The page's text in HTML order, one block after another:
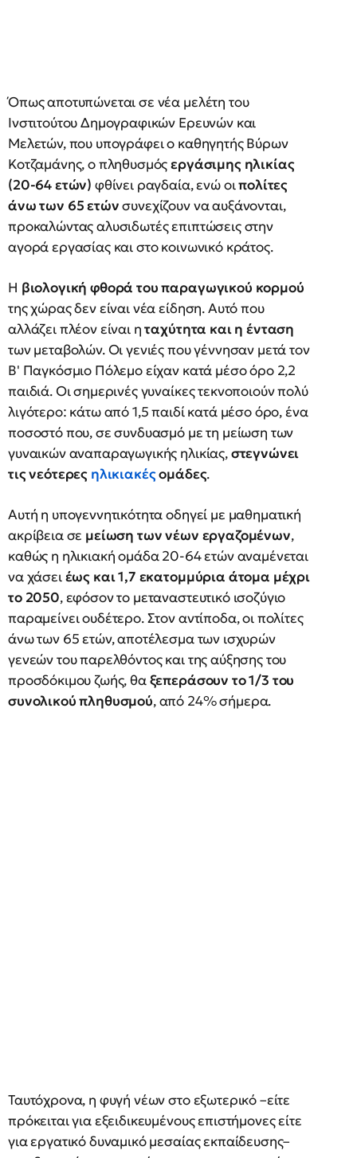
Όπως αποτυπώνεται σε νέα μελέτη του
Ινστιτούτου Δημογραφικών Ερευνών και
Μελετών, που υπογράφει ο καθηγητής Βύρων
Κοτζαμάνης, ο πληθυσμόςεργάσιμης ηλικίας
(20-64 ετών) φθίνει ραγδαία, ενώ οιπολίτες
άνω των 65 ετώνσυνεχίζουν να αυξάνονται,
προκαλώντας αλυσιδωτές επιπτώσεις στην
αγορά εργασίας και στο κοινωνικό κράτος.
Η βιολογική φθορά του παραγωγικού κορμού
της χώρας δεν είναι νέα είδηση. Αυτό που
αλλάζει πλέον είναι ηταχύτητα και η ένταση
των μεταβολών. Οι γενιές που γέννησαν μετά τον
Β' Παγκόσμιο Πόλεμο είχαν κατά μέσο όρο 2,2
παιδιά. Οι σημερινές γυναίκες τεκνοποιούν πολύ
λιγότερο: κάτω από 1,5 παιδί κατά μέσο όρο, ένα
ποσοστό που, σε συνδυασμό με τη μείωση των
γυναικών αναπαραγωγικής ηλικίας,στεγνώνει
τις νεότερες ηλικιακέςομάδες.
Αυτή η υπογεννητικότητα οδηγεί με μαθηματική
ακρίβεια σε μείωση των νέων εργαζομένων,
καθώς η ηλικιακή ομάδα 20-64 ετών αναμένεται
να χάσειέως και 1,7 εκατομμύρια άτομα μέχρι
το 2050, εφόσον το μεταναστευτικό ισοζύγιο
παραμείνει ουδέτερο. Στον αντίποδα, οι πολίτες
άνω των 65 ετών, αποτέλεσμα των ισχυρών
γενεών του παρελθόντος και της αύξησης του
προσδόκιμου ζωής, θαξεπεράσουν το 1/3 του
συνολικού πληθυσμού, από 24% σήμερα.
Ταυτόχρονα, η φυγή νέων στο εξωτερικό –είτε
πρόκειται για εξειδικευμένους επιστήμονες είτε
για εργατικό δυναμικό μεσαίας εκπαίδευσης–